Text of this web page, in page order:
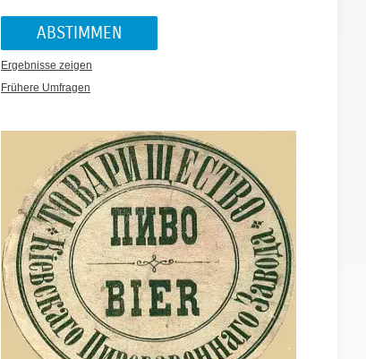
Ergebnisse zeigen
Frühere Umfragen